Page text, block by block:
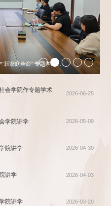
上海大学计迎春教授应邀来社会学院作“新家庭革命” 专题学术讲座
会学院作专题学术
2026-06-25
学院讲学 2026-05-09
院讲学 2026-04-30
讲学 2026-04-03
院讲学 2026-03-20